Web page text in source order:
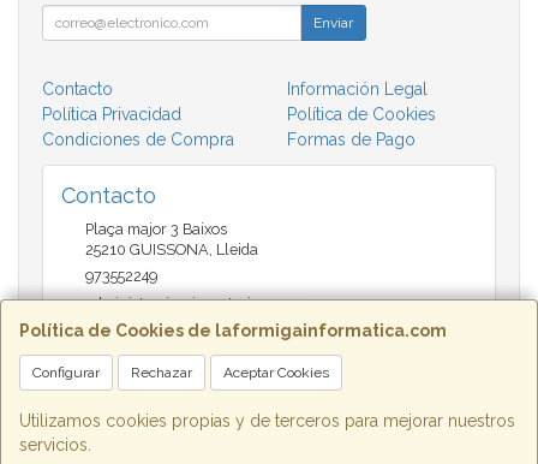
Política de Cookies de laformigainformatica.com
Configurar Rechazar Aceptar Cookies
Utilizamos cookies propias y de terceros para mejorar nuestros
servicios.
Enviar
Contacto
Información Legal
Política Privacidad
Política de Cookies
Condiciones de Compra
Formas de Pago
Contacto
Plaça major 3 Baixos
25210 GUISSONA, Lleida
973552249
administracio@insectari.com
Horario
Matí de 9 a 13:30 - Tarda 17 a 20:30